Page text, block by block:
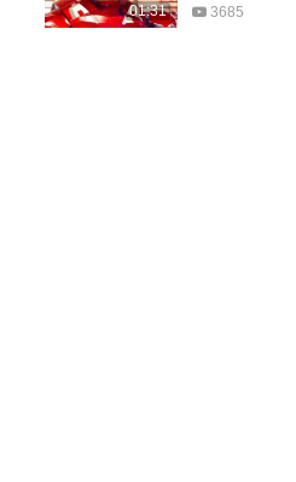
01:31 3685